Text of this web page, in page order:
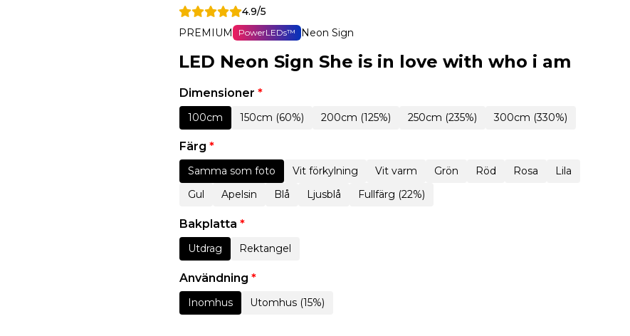
4.9/5
PREMIUM
PowerLEDs™ Neon Sign
LED Neon Sign She is in love with who i am
Dimensioner *
100cm 150cm (60%) 200cm (125%) 250cm (235%) 300cm (330%)
Färg *
Samma som foto Vit förkylning Vit varm Grön Röd Rosa
Lila
Gul
Apelsin Blå Ljusblå Fullfärg (22%)
Bakplatta *
Utdrag Rektangel
Användning *
Inomhus Utomhus (15%)